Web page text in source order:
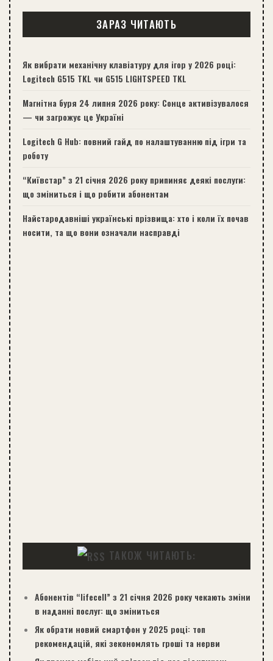
ЗАРАЗ ЧИТАЮТЬ
Як вибрати механічну клавіатуру для ігор у 2026 році:
Logitech G515 TKL чи G515 LIGHTSPEED TKL
Магнітна буря 24 липня 2026 року: Сонце активізувалося
— чи загрожує це Україні
Logitech G Hub: повний гайд по налаштуванню під ігри та
роботу
“Київстар” з 21 січня 2026 року припиняє деякі послуги:
що зміниться і що робити абонентам
Найстародавніші українські прізвища: хто і коли їх почав
носити, та що вони означали насправді
ТАКОЖ ЧИТАЮТЬ:
Абонентів “lifecell” з 21 січня 2026 року чекають зміни
в наданні послуг: що зміниться
Як обрати новий смартфон у 2025 році: топ
рекомендацій, які зекономлять гроші та нерви